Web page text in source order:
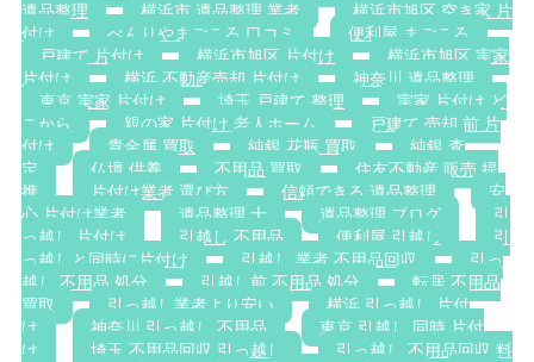
遺品整理
横浜市 遺品整理 業者
横浜市旭区 空き家 片
付け
べんりやまごころ 口コミ
便利屋 まごころ
戸建て 片付け
横浜市旭区 片付け
横浜市旭区 実家
片付け
横浜 不動産売却 片付け
神奈川 遺品整理
東京 実家 片付け
埼玉 戸建て 整理
実家 片付け ど
こから
親の家 片付け 老人ホーム
戸建て 売却 前 片
付け
貴金属 買取 純銀 花瓶 買取
純銀 査
定
仏壇 供養 不用品 買取
住友不動産 販売 提
携
片付け業者 選び方 信頼できる 遺品整理
安
心 片付け業者
遺品整理 士 遺品整理 ブログ
引
っ越し 片付け
引越し 不用品 便利屋 引越し
引
っ越しと同時に片付け
引越し 業者 不用品回収
引っ
越し 不用品 処分
引越し前 不用品 処分
転居 不用品
買取
引っ越し業者より安い
横浜 引っ越し 片付
け
神奈川 引っ越し 不用品
東京 引越し 同時 片付
け
埼玉 不用品回収 引っ越し
引っ越し 不用品回収 料